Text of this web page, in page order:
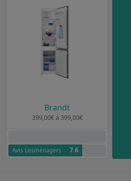
Brandt
399,00€ à 399,00€
Avis Lesménagers
7.6